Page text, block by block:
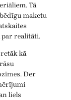
Tā
maketu
par realitāti.
kā
Der
liels